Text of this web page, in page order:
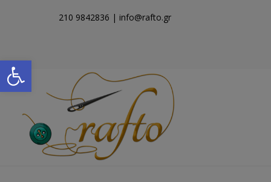
Open toolbar
210 9842836 | info@rafto.gr